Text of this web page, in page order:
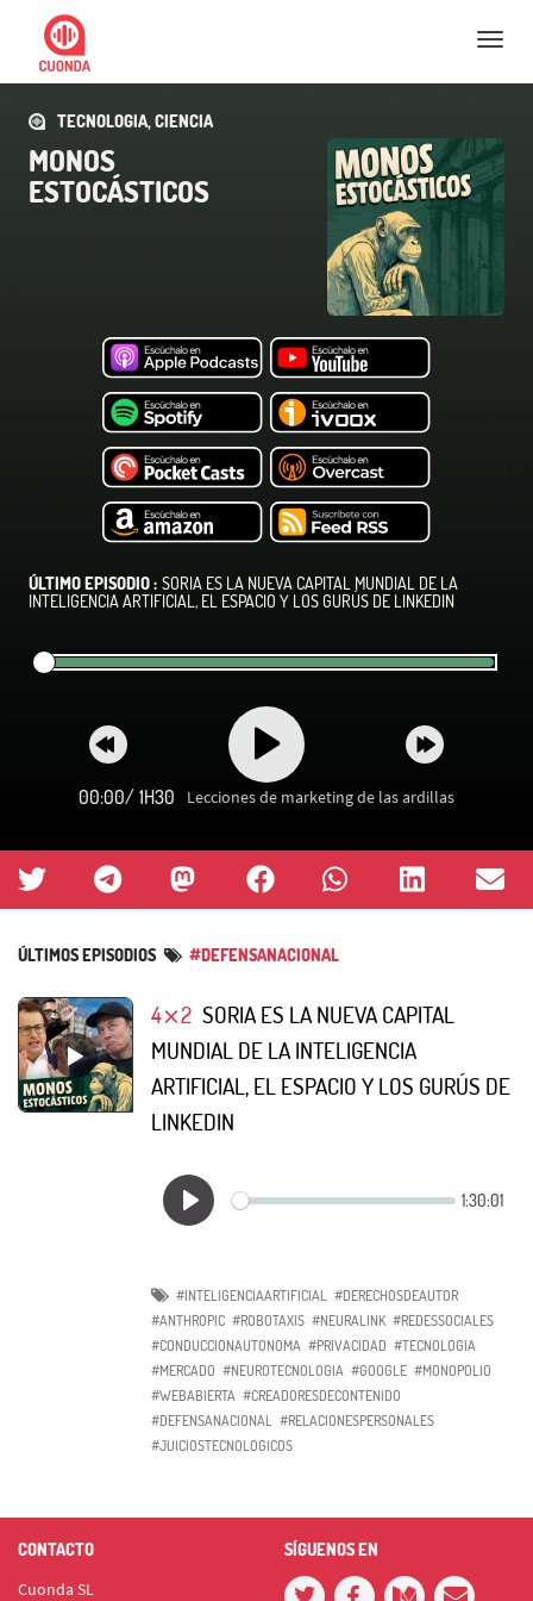
Nav
TECNOLOGIA, CIENCIA
MONOS
ESTOCÁSTICOS
ÚLTIMO EPISODIO : SORIA ES LA NUEVA CAPITAL MUNDIAL DE LA
INTELIGENCIA ARTIFICIAL, EL ESPACIO Y LOS GURÚS DE LINKEDIN
00:00/ 1H30 Lecciones de marketing de las ardillas
ÚLTIMOS EPISODIOS #DEFENSANACIONAL
4⨯2 SORIA ES LA NUEVA CAPITAL
MUNDIAL DE LA INTELIGENCIA
ARTIFICIAL, EL ESPACIO Y LOS GURÚS DE
LINKEDIN
#INTELIGENCIAARTIFICIAL
#DERECHOSDEAUTOR
#ANTHROPIC #ROBOTAXIS #NEURALINK #REDESSOCIALES
#CONDUCCIONAUTONOMA #PRIVACIDAD #TECNOLOGIA
#MERCADO #NEUROTECNOLOGIA #GOOGLE #MONOPOLIO
#WEBABIERTA #CREADORESDECONTENIDO
#DEFENSANACIONAL
#RELACIONESPERSONALES
#JUICIOSTECNOLOGICOS
CONTACTO
Cuonda SL
SÍGUENOS EN